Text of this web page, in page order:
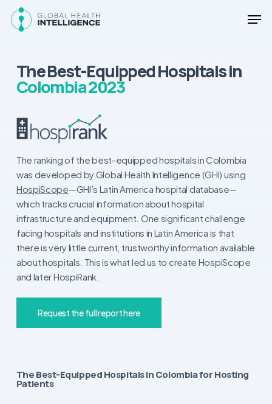
The Best-Equipped Hospitals in
Colombia 2023
The ranking of the best-equipped hospitals in Colombia
was developed by Global Health Intelligence (GHI) using
HospiScope—GHI’s Latin America hospital database—
which tracks crucial information about hospital
infrastructure and equipment. One significant challenge
facing hospitals and institutions in Latin America is that
there is very little current, trustworthy information available
about hospitals. This is what led us to create HospiScope
and later HospiRank.
Request the full report here
The Best-Equipped Hospitals in Colombia for Hosting
Patients